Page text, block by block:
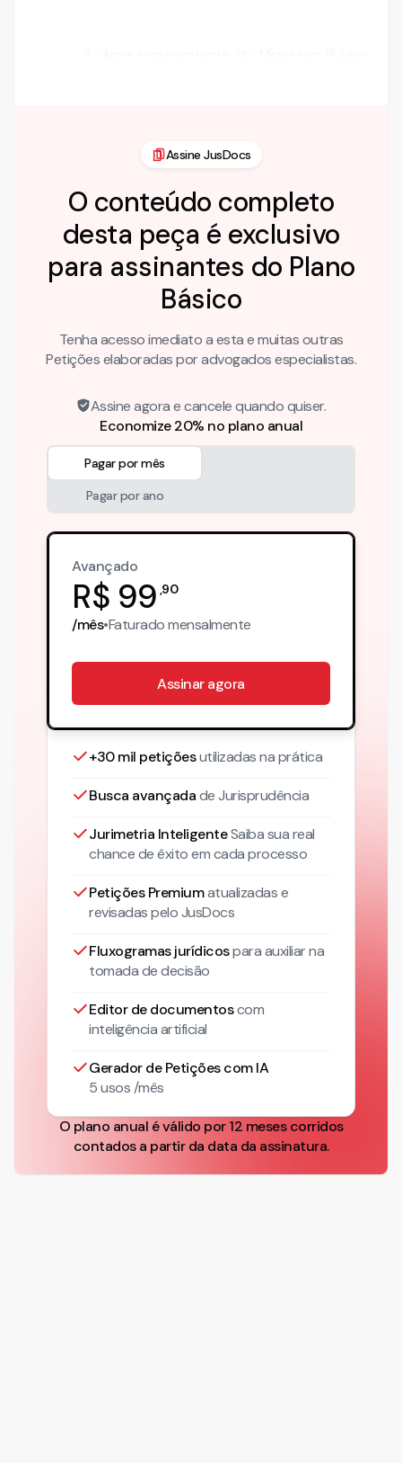
Assine JusDocs
O conteúdo completo
desta peça é exclusivo
para assinantes do Plano
Básico
Tenha acesso imediato a esta e muitas outras
Petições elaboradas por advogados especialistas.
Assine agora e cancele quando quiser.
Economize 20% no plano anual
Pagar por mês
Pagar por ano
Avançado
R$ 99 ,90
/mês•Faturadomensalmente
Assinar agora
+30 mil petiçõesutilizadas na prática
Busca avançadade Jurisprudência
Jurimetria InteligenteSaiba sua real
chance de êxito em cada processo
Petições Premiumatualizadase
revisadas pelo JusDocs
Fluxogramas jurídicospara auxiliar na
tomada de decisão
Editor de documentoscom
inteligência artificial
Gerador de Petições com IA
5 usos /mês
O plano anual é válido por 12 meses corridos
contados a partir da data da assinatura.